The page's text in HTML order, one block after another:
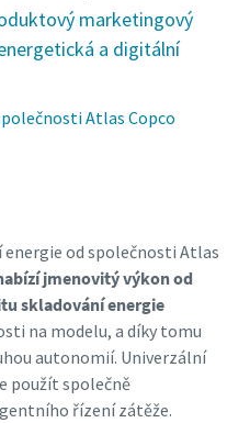
marketingový
a digitální
Atlas Copco
od společnosti Atlas
jmenovitý výkon od
skladování energie
na modelu, a díky tomu
autonomií. Univerzální
použít společně
řízení zátěže.